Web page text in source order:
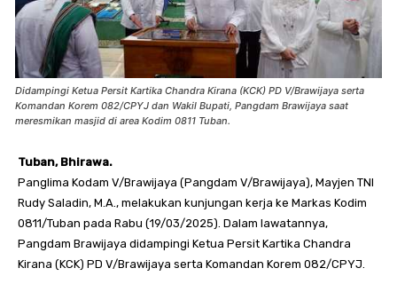
Didampingi Ketua Persit Kartika Chandra Kirana (KCK) PD V/Brawijaya serta
Komandan Korem 082/CPYJ dan Wakil Bupati, Pangdam Brawijaya saat
meresmikan masjid di area Kodim 0811 Tuban.
Tuban, Bhirawa.
Panglima Kodam V/Brawijaya (Pangdam V/Brawijaya), Mayjen TNI
Rudy Saladin, M.A., melakukan kunjungan kerja ke Markas Kodim
0811/Tuban pada Rabu (19/03/2025). Dalam lawatannya,
Pangdam Brawijaya didampingi Ketua Persit Kartika Chandra
Kirana (KCK) PD V/Brawijaya serta Komandan Korem 082/CPYJ.